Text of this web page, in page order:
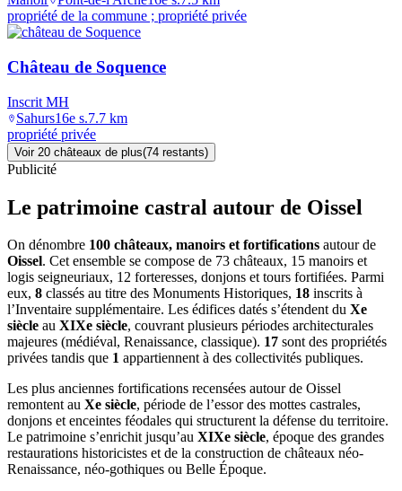
propriété de la commune ; propriété privée
Château de Soquence
Inscrit MH
Sahurs16e s.7.7 km
propriété privée
Voir 20 châteaux de plus(74 restants)
Publicité
Le patrimoine castral autour de Oissel
On dénombre 100 châteaux, manoirs et fortifications autour de
Oissel. Cet ensemble se compose de 73 châteaux, 15 manoirs et
logis seigneuriaux, 12 forteresses, donjons et tours fortifiées. Parmi
eux, 8 classés au titre des Monuments Historiques, 18 inscrits à
l’Inventaire supplémentaire. Les édifices datés s’étendent du Xe
siècle au XIXe siècle, couvrant plusieurs périodes architecturales
majeures (médiéval, Renaissance, classique). 17 sont des propriétés
privées tandis que 1 appartiennent à des collectivités publiques.
Les plus anciennes fortifications recensées autour de Oissel
remontent au Xe siècle, période de l’essor des mottes castrales,
donjons et enceintes féodales qui structurent la défense du territoire.
Le patrimoine s’enrichit jusqu’au XIXe siècle, époque des grandes
restaurations historicistes et de la construction de châteaux néo-
Renaissance, néo-gothiques ou Belle Époque.